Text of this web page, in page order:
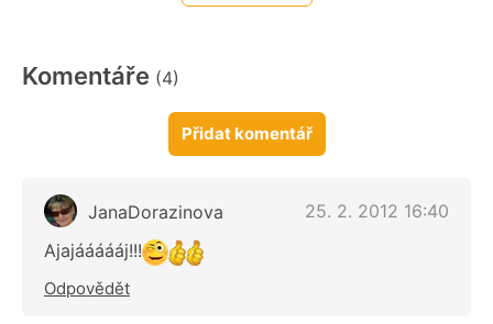
Komentáře (4)
Přidat komentář
JanaDorazinova
25. 2. 2012 16:40
Ajajáááááj!!!
Odpovědět